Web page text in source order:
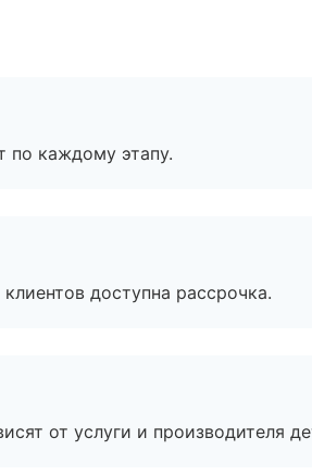
по каждому этапу.
доступна рассрочка.
от услуги и производителя